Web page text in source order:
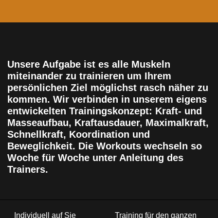
Unsere Aufgabe ist es alle Muskeln
miteinander zu trainieren um Ihrem
persönlichen Ziel möglichst rasch näher zu
kommen. Wir verbinden in unserem eigens
entwickelten Trainingskonzept: Kraft- und
Masseaufbau, Kraftausdauer, Maximalkraft,
Schnellkraft, Koordination und
Beweglichkeit. Die Workouts wechseln so
Woche für Woche unter Anleitung des
Trainers.
Individuell auf Sie Training für den ganzen